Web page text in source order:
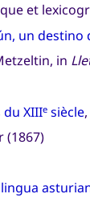
et
un destino
in
XIIIesiècle
(1867)